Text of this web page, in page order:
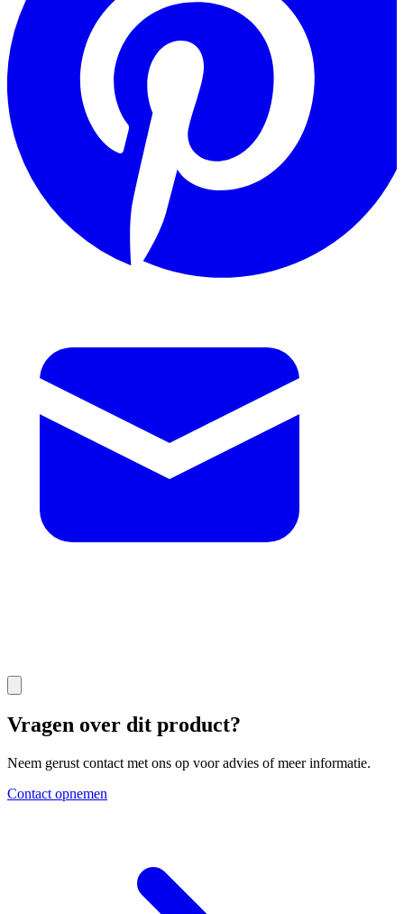
Vragen over dit product?
Neem gerust contact met ons op voor advies of meer informatie.
Contact opnemen